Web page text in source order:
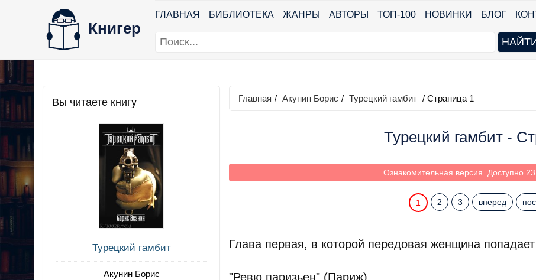
Книгер
ГЛАВНАЯ БИБЛИОТЕКА ЖАНРЫ АВТОРЫ ТОП-100 НОВИНКИ БЛОГ
Вы читаете книгу
Турецкий гамбит
Акунин Борис
Главная / Акунин Борис / Турецкий гамбит / Страница 1
Турецкий гамбит -
Ознакомительная версия. Доступно 23
1 2 3 вперед
Глава первая, в которой передовая женщина
"Ревю паризьен" (Париж),